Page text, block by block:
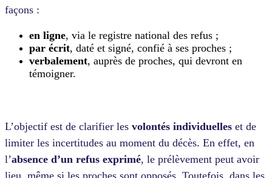
façons :
en ligne, via le registre national des refus ;
par écrit, daté et signé, confié à ses proches ;
verbalement, auprès de proches, qui devront en
témoigner.
L’objectif est de clarifier les volontés individuelles et de
limiter les incertitudes au moment du décès. En effet, en
l’absence d’un refus exprimé, le prélèvement peut avoir
lieu, même si les proches sont opposés. Toutefois, dans les